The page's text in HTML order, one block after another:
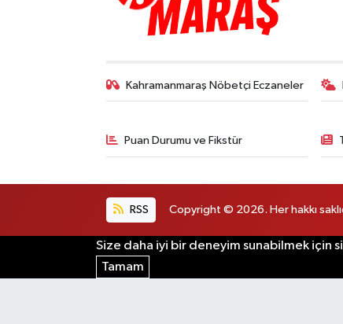
Kahramanmaraş Nöbetçi Eczaneler
Puan Durumu ve Fikstür
RSS Copyright © 2026. Her hakkı
Size daha iyi bir deneyim sunabilmek için
Tamam